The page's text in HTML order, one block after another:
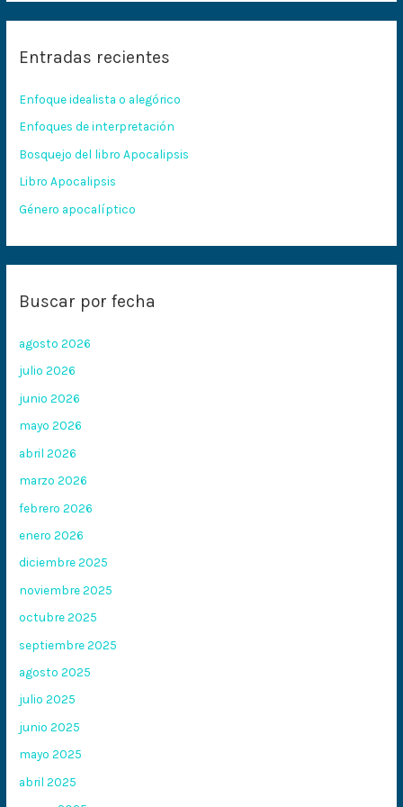
a
p
o
r
:
Entradas recientes
Enfoque idealista o alegórico
Enfoques de interpretación
Bosquejo del libro Apocalipsis
Libro Apocalipsis
Género apocalíptico
Buscar por fecha
agosto 2026
julio 2026
junio 2026
mayo 2026
abril 2026
marzo 2026
febrero 2026
enero 2026
diciembre 2025
noviembre 2025
octubre 2025
septiembre 2025
agosto 2025
julio 2025
junio 2025
mayo 2025
abril 2025